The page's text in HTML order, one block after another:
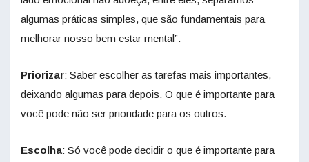
algumas práticas simples, que são fundamentais para
melhorar nosso bem estar mental”.
Priorizar: Saber escolher as tarefas mais importantes,
deixando algumas para depois. O que é importante para
você pode não ser prioridade para os outros.
Escolha: Só você pode decidir o que é importante para